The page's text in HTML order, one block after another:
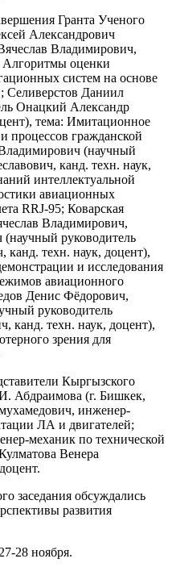
Гранта Ученого
Александрович
Владимирович,
Алгоритмы оценки
систем на основе
Селиверстов Даниил
Онацкий Александр
тема: Имитационное
процессов гражданской
(научный
канд. техн. наук,
интеллектуальной
авиационных
RRJ-95; Коварская
Владимирович,
руководитель
канд. техн. наук, доцент),
и исследования
авиационного
Денис Фёдорович,
руководитель
канд. техн. наук, доцент),
зрения для
Кыргызского
Абдраимова (г. Бишкек,
инженер-
ЛА и двигателей;
механик по технической
Венера
заседания обсуждались
развития
28 ноября.